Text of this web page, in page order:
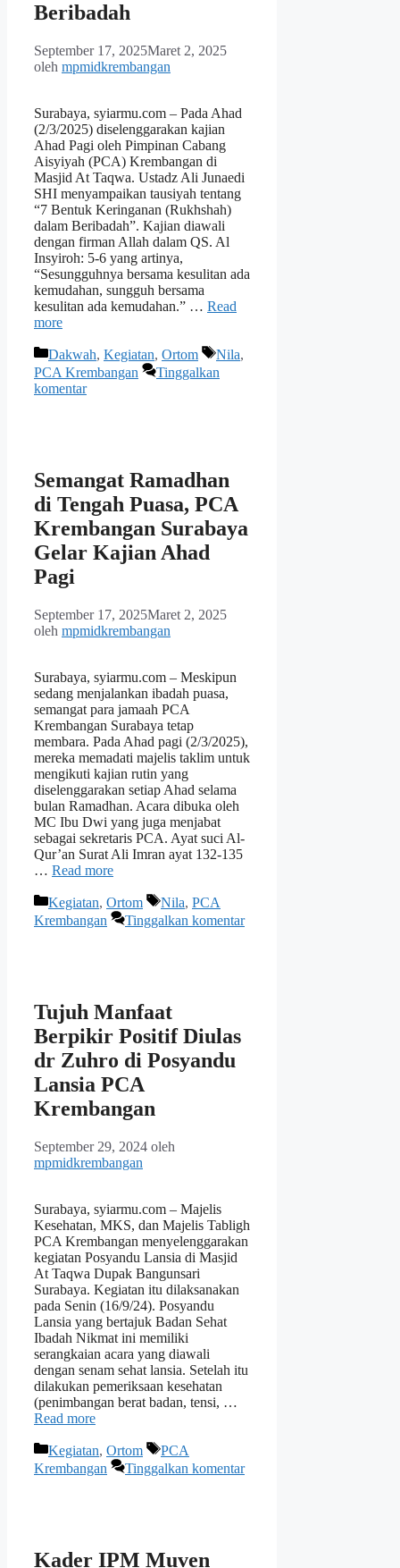
Beribadah
September 17, 2025Maret 2, 2025
oleh mpmidkrembangan
Surabaya, syiarmu.com – Pada Ahad
(2/3/2025) diselenggarakan kajian
Ahad Pagi oleh Pimpinan Cabang
Aisyiyah (PCA) Krembangan di
Masjid At Taqwa. Ustadz Ali Junaedi
SHI menyampaikan tausiyah tentang
“7 Bentuk Keringanan (Rukhshah)
dalam Beribadah”. Kajian diawali
dengan firman Allah dalam QS. Al
Insyiroh: 5-6 yang artinya,
“Sesungguhnya bersama kesulitan ada
kemudahan, sungguh bersama
kesulitan ada kemudahan.” … Read
more
Kategori
Dakwah, Kegiatan, Ortom Tag
Nila,
PCA Krembangan
Tinggalkan
komentar
Semangat Ramadhan
di Tengah Puasa, PCA
Krembangan Surabaya
Gelar Kajian Ahad
Pagi
September 17, 2025Maret 2, 2025
oleh mpmidkrembangan
Surabaya, syiarmu.com – Meskipun
sedang menjalankan ibadah puasa,
semangat para jamaah PCA
Krembangan Surabaya tetap
membara. Pada Ahad pagi (2/3/2025),
mereka memadati majelis taklim untuk
mengikuti kajian rutin yang
diselenggarakan setiap Ahad selama
bulan Ramadhan. Acara dibuka oleh
MC Ibu Dwi yang juga menjabat
sebagai sekretaris PCA. Ayat suci Al-
Qur’an Surat Ali Imran ayat 132-135
… Read more
Kategori
Kegiatan, Ortom Tag
Nila, PCA
Krembangan
Tinggalkan komentar
Tujuh Manfaat
Berpikir Positif Diulas
dr Zuhro di Posyandu
Lansia PCA
Krembangan
September 29, 2024 oleh
mpmidkrembangan
Surabaya, syiarmu.com – Majelis
Kesehatan, MKS, dan Majelis Tabligh
PCA Krembangan menyelenggarakan
kegiatan Posyandu Lansia di Masjid
At Taqwa Dupak Bangunsari
Surabaya. Kegiatan itu dilaksanakan
pada Senin (16/9/24). Posyandu
Lansia yang bertajuk Badan Sehat
Ibadah Nikmat ini memiliki
serangkaian acara yang diawali
dengan senam sehat lansia. Setelah itu
dilakukan pemeriksaan kesehatan
(penimbangan berat badan, tensi, …
Read more
Kategori
Kegiatan, Ortom Tag
PCA
Krembangan
Tinggalkan komentar
Kader IPM Muven